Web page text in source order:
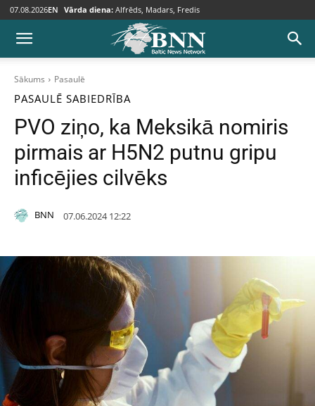
07.08.2026EN Vārda diena: Alfrēds, Madars, Fredis
Sākums Pasaulē
PASAULĒ SABIEDRĪBA
PVO ziņo, ka Meksikā nomiris
pirmais ar H5N2 putnu gripu
inficējies cilvēks
BNN 07.06.2024 12:22